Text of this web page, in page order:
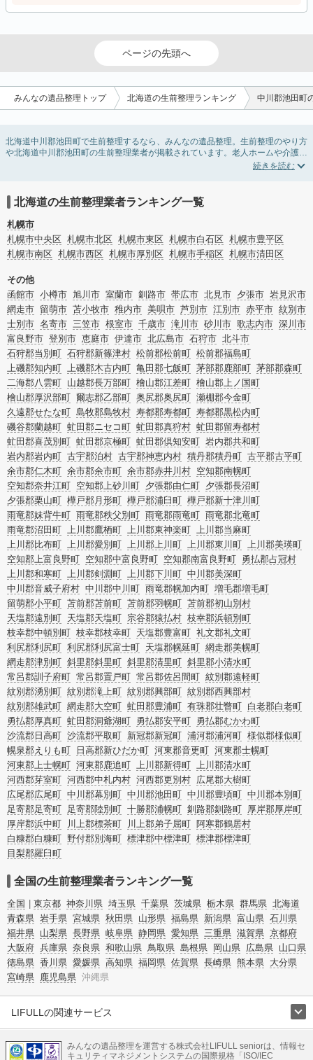
ページの先頭へ
みんなの遺品整理トップ 北海道の生前整理ランキング 中川郡池田町
北海道中川郡池田町で生前整理するなら、みんなの遺品整理。生前整理のやり方
や北海道中川郡池田町の生前整理業者が掲載されています。老人ホームや介護施
設入居に伴う不用品の処分・回収・引き取りから、在宅介護の介護整理や福祉住
などのオプションサービスで絞り込み検索を利用してみましょう。
またお役立ち情報も豊富なので終活でエンディングノートの選び方や、整理整
頓・老前整理・生前整理のコツについてもチェックしてみてください。
北海道の生前整理業者ランキング一覧
札幌市
札幌市中央区 札幌市北区 札幌市東区 札幌市白石区 札幌市豊平区
札幌市南区 札幌市西区 札幌市厚別区 札幌市手稲区 札幌市清田区
その他
函館市 小樽市 旭川市 室蘭市 釧路市 帯広市 北見市 夕張市 岩見沢市
網走市 留萌市 苫小牧市 稚内市 美唄市 芦別市 江別市 赤平市 紋別市
士別市 名寄市 三笠市 根室市 千歳市 滝川市 砂川市 歌志内市 深川市
富良野市 登別市 恵庭市 伊達市 北広島市 石狩市 北斗市
石狩郡当別町 石狩郡新篠津村 松前郡松前町 松前郡福島町
上磯郡知内町 上磯郡木古内町 亀田郡七飯町 茅部郡鹿部町 茅部郡森町
二海郡八雲町 山越郡長万部町 檜山郡江差町 檜山郡上ノ国町
檜山郡厚沢部町 爾志郡乙部町 奥尻郡奥尻町 瀬棚郡今金町
久遠郡せたな町 島牧郡島牧村 寿都郡寿都町 寿都郡黒松内町
磯谷郡蘭越町 虻田郡ニセコ町 虻田郡真狩村 虻田郡留寿都村
虻田郡喜茂別町 虻田郡京極町 虻田郡倶知安町 岩内郡共和町
岩内郡岩内町 古宇郡泊村 古宇郡神恵内村 積丹郡積丹町 古平郡古平町
余市郡仁木町 余市郡余市町 余市郡赤井川村 空知郡南幌町
空知郡奈井江町 空知郡上砂川町 夕張郡由仁町 夕張郡長沼町
夕張郡栗山町 樺戸郡月形町 樺戸郡浦臼町 樺戸郡新十津川町
雨竜郡妹背牛町 雨竜郡秩父別町 雨竜郡雨竜町 雨竜郡北竜町
雨竜郡沼田町 上川郡鷹栖町 上川郡東神楽町 上川郡当麻町
上川郡比布町 上川郡愛別町 上川郡上川町 上川郡東川町 上川郡美瑛町
空知郡上富良野町 空知郡中富良野町 空知郡南富良野町 勇払郡占冠村
上川郡和寒町 上川郡剣淵町 上川郡下川町 中川郡美深町
中川郡音威子府村 中川郡中川町 雨竜郡幌加内町 増毛郡増毛町
留萌郡小平町 苫前郡苫前町 苫前郡羽幌町 苫前郡初山別村
天塩郡遠別町 天塩郡天塩町 宗谷郡猿払村 枝幸郡浜頓別町
枝幸郡中頓別町 枝幸郡枝幸町 天塩郡豊富町 礼文郡礼文町
利尻郡利尻町 利尻郡利尻富士町 天塩郡幌延町 網走郡美幌町
網走郡津別町 斜里郡斜里町 斜里郡清里町 斜里郡小清水町
常呂郡訓子府町 常呂郡置戸町 常呂郡佐呂間町 紋別郡遠軽町
紋別郡湧別町 紋別郡滝上町 紋別郡興部町 紋別郡西興部村
紋別郡雄武町 網走郡大空町 虻田郡豊浦町 有珠郡壮瞥町 白老郡白老町
勇払郡厚真町 虻田郡洞爺湖町 勇払郡安平町 勇払郡むかわ町
沙流郡日高町 沙流郡平取町 新冠郡新冠町 浦河郡浦河町 様似郡様似町
幌泉郡えりも町
日高郡新ひだか町 河東郡音更町 河東郡士幌町
河東郡上士幌町 河東郡鹿追町 上川郡新得町 上川郡清水町
河西郡芽室町 河西郡中札内村 河西郡更別村 広尾郡大樹町
広尾郡広尾町 中川郡幕別町 中川郡池田町 中川郡豊頃町 中川郡本別町
足寄郡足寄町 足寄郡陸別町 十勝郡浦幌町 釧路郡釧路町 厚岸郡厚岸町
厚岸郡浜中町
川上郡標茶町 川上郡弟子屈町 阿寒郡鶴居村
白糠郡白糠町 野付郡別海町 標津郡中標津町 標津郡標津町
目梨郡羅臼町
全国の生前整理業者ランキング一覧
全国 東京都 神奈川県 埼玉県 千葉県 茨城県 栃木県 群馬県 北海道
青森県 岩手県 宮城県 秋田県 山形県 福島県 新潟県 富山県 石川県
福井県 山梨県 長野県 岐阜県 静岡県 愛知県 三重県 滋賀県 京都府
大阪府 兵庫県 奈良県 和歌山県 鳥取県 島根県 岡山県 広島県 山口県
徳島県 香川県 愛媛県 高知県 福岡県 佐賀県 長崎県 熊本県 大分県
宮崎県 鹿児島県 沖縄県
LIFULLの関連サービス
不動産・住宅
引越し 老人ホーム 地方創生 ママの就労支援
みんなの遺品整理を運営する株式会社LIFULL seniorは、情報セ
キュリティマネジメントシステムの国際規格「ISO/IEC